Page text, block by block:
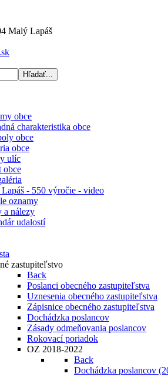
Malý Lapáš
Hľadať...
obce
charakteristika obce
obce
obce
ulíc
obce
- 550 výročie - video
oznamy
a nálezy
udalostí
zastupiteľstvo
Back
Poslanci obecného zastupiteľstva
Uznesenia obecného zastupiteľstva
Zápisnice obecného zastupiteľstva
Dochádzka poslancov
Zásady odmeňovania poslancov
Rokovací poriadok
OZ 2018-2022
Back
Dochádzka poslancov